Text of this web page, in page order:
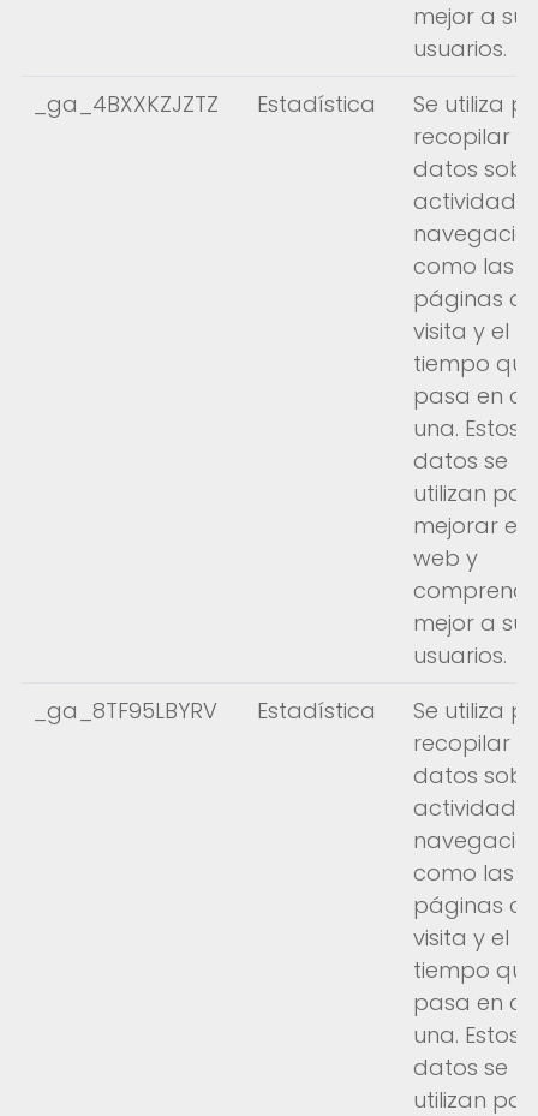
mejor a sus
usuarios.
_ga_4BXXKZJZTZ
Estadística
Se utiliza
recopilar
datos
actividad
como las
páginas
visita y el
tiempo que
pasa en
una. Estos
datos se
utilizan
mejorar el
web y
mejor a sus
usuarios.
_ga_8TF95LBYRV
Estadística
Se utiliza
recopilar
datos
actividad
como las
páginas
visita y el
tiempo que
pasa en
una. Estos
datos se
utilizan